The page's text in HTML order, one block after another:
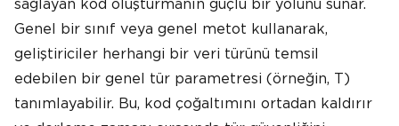
sağlayan kod oluşturmanın güçlü bir yolunu sunar.
Genel bir sınıf veya genel metot kullanarak,
geliştiriciler herhangi bir veri türünü temsil
edebilen bir genel tür parametresi (örneğin, T)
tanımlayabilir. Bu, kod çoğaltımını ortadan kaldırır